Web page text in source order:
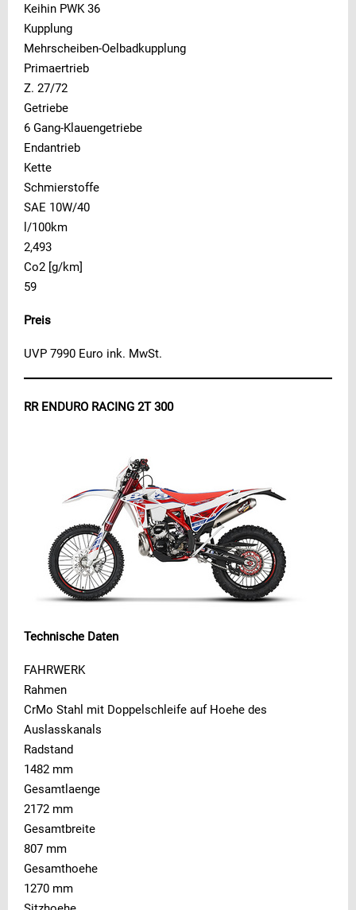
Keihin PWK 36
Kupplung
Mehrscheiben-Oelbadkupplung
Primaertrieb
Z. 27/72
Getriebe
6 Gang-Klauengetriebe
Endantrieb
Kette
Schmierstoffe
SAE 10W/40
l/100km
2,493
Co2 [g/km]
59
Preis
UVP 7990 Euro ink. MwSt.
RR ENDURO RACING 2T 300
Technische Daten
FAHRWERK
Rahmen
CrMo Stahl mit Doppelschleife auf Hoehe des
Auslasskanals
Radstand
1482 mm
Gesamtlaenge
2172 mm
Gesamtbreite
807 mm
Gesamthoehe
1270 mm